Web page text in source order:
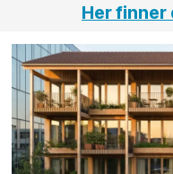
Her finner